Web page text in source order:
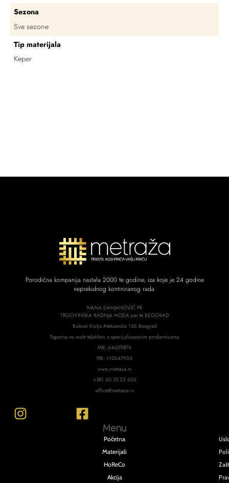
Sezona
Sve sezone
Tip materijala
Keper
Porodična kompanija nastala 2000 te godine, iza koje je 24 godine
neprekidnog kontiniranog rada.
IVANA DAMJANOVIĆ PR
TRGOVINSKA RADNJA MODA per te BEOGRAD
Bulevar Kralja Aleksandra 156 Beograd
Trgovina na malo tekstilom u specijalizovanim prodavnicama
MB: 64609874
PIB: 110047955
www.metraza.rs
+381 60 33 22 606
office@metraza.rs
Menu
Početna
Materijali
HoReCo
Akcija